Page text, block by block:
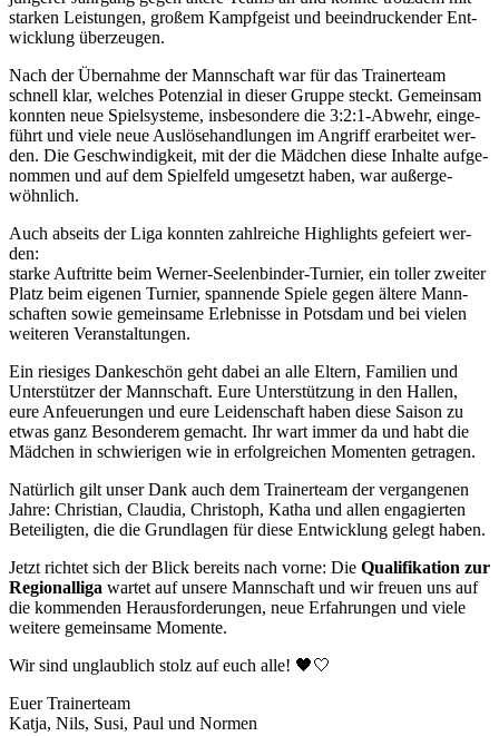
star­ken Leis­tun­gen, gro­ßem Kampf­geist und beein­dru­cken­der Ent­
wick­lung über­zeu­gen.
Nach der Über­nah­me der Mann­schaft war für das Trai­ner­team
schnell klar, wel­ches Poten­zi­al in die­ser Grup­pe steckt. Gemein­sam
konn­ten neue Spiel­sys­te­me, ins­be­son­de­re die 3:2:1‑Abwehr, ein­ge­
führt und vie­le neue Aus­lö­se­hand­lun­gen im Angriff erar­bei­tet wer­
den. Die Geschwin­dig­keit, mit der die Mäd­chen die­se Inhal­te auf­ge­
nom­men und auf dem Spiel­feld umge­setzt haben, war außer­ge­
wöhn­lich.
Auch abseits der Liga konn­ten zahl­rei­che High­lights gefei­ert wer­
den:
star­ke Auf­trit­te beim Wer­ner-See­len­bin­der-Tur­nier, ein tol­ler zwei­ter
Platz beim eige­nen Tur­nier, span­nen­de Spie­le gegen älte­re Mann­
schaf­ten sowie gemein­sa­me Erleb­nis­se in Pots­dam und bei vie­len
wei­te­ren Ver­an­stal­tun­gen.
Ein rie­si­ges Dan­ke­schön geht dabei an alle Eltern, Fami­li­en und
Unter­stüt­zer der Mann­schaft. Eure Unter­stüt­zung in den Hal­len,
eure Anfeue­run­gen und eure Lei­den­schaft haben die­se Sai­son zu
etwas ganz Beson­de­rem gemacht. Ihr wart immer da und habt die
Mäd­chen in schwie­ri­gen wie in erfolg­rei­chen Momen­ten getra­gen.
Natür­lich gilt unser Dank auch dem Trai­ner­team der ver­gan­ge­nen
Jah­re: Chris­ti­an, Clau­dia, Chris­toph, Katha und allen enga­gier­ten
Betei­lig­ten, die die Grund­la­gen für die­se Ent­wick­lung gelegt haben.
Jetzt rich­tet sich der Blick bereits nach vor­ne: Die Qua­li­fi­ka­ti­on zur
Regio­nal­li­ga war­tet auf unse­re Mann­schaft und wir freu­en uns auf
die kom­men­den Her­aus­for­de­run­gen, neue Erfah­run­gen und vie­le
wei­te­re gemein­sa­me Momen­te.
Wir sind unglaub­lich stolz auf euch alle! 🖤🤍
Euer Trai­ner­team
Kat­ja, Nils, Susi, Paul und Nor­men